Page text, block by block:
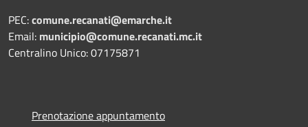
PEC:comune.recanati@emarche.it
Email: municipio@comune.recanati.mc.it
Centralino Unico: 07175871
Prenotazione appuntamento